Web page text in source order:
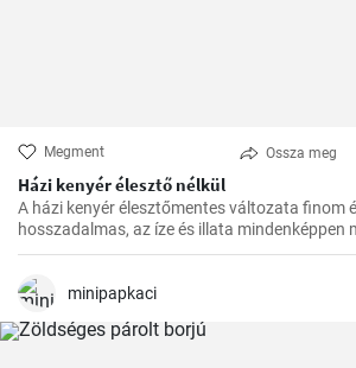
Megment Ossza meg
Házi kenyér élesztő nélkül
A házi kenyér élesztőmentes változata finom
hosszadalmas, az íze és illata mindenképpen
előre tervezzük meg az készítést, mivel a
minipapkaci